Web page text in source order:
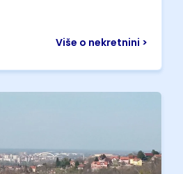
Više o nekretnini >